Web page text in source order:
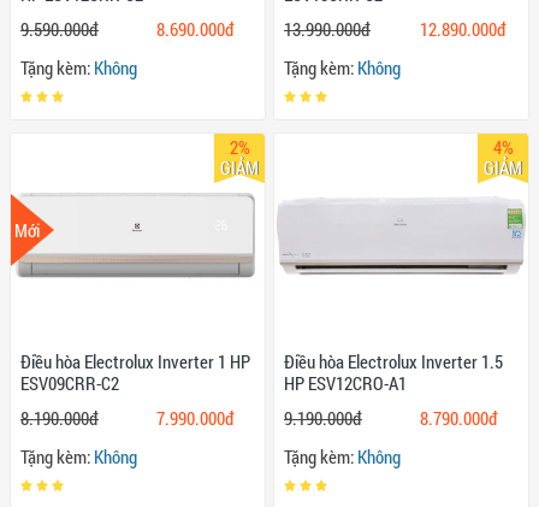
9.590.000đ
8.690.000đ
Tặng kèm: Không
13.990.000đ
12.890.000đ
Tặng kèm: Không
Điều hòa Electrolux Inverter 1 HP
ESV09CRR-C2
8.190.000đ
7.990.000đ
Tặng kèm: Không
Mới
2%
GIẢM
Điều hòa Electrolux Inverter 1.5
HP ESV12CRO-A1
9.190.000đ
8.790.000đ
Tặng kèm: Không
4%
GIẢM